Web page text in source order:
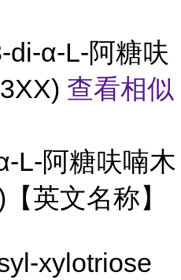
di-α-L-阿糖呋
查看相似
L-阿糖呋喃木
英文名称】
xylotriose